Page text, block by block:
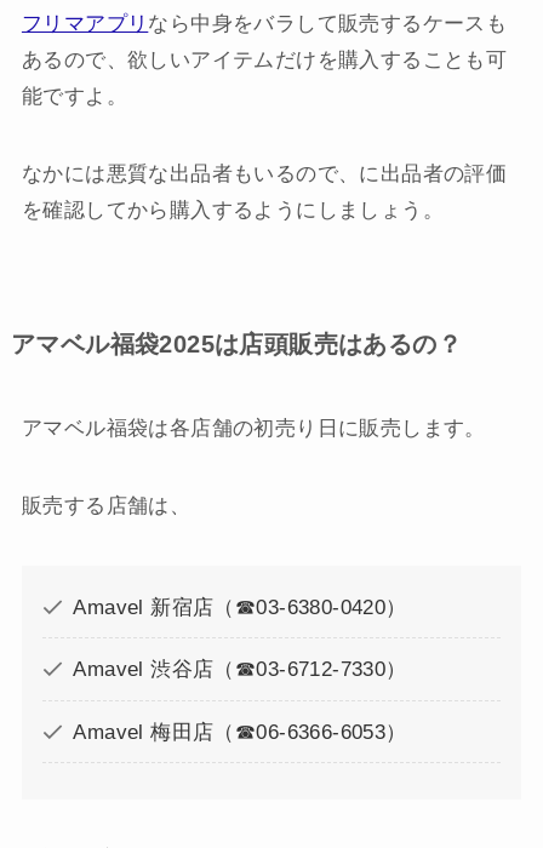
フリマアプリ なら中身をバラして販売するケースも
あるので、欲しいアイテムだけを購入することも可
能ですよ。
なかには悪質な出品者もいるので、に出品者の評価
を確認してから購入するようにしましょう。
アマベル福袋2025は店頭販売はあるの？
アマベル福袋は各店舗の初売り日に販売します。
販売する店舗は、
Amavel 新宿店（☎03-6380-0420）
Amavel 渋谷店（☎03-6712-7330）
Amavel 梅田店（☎06-6366-6053）